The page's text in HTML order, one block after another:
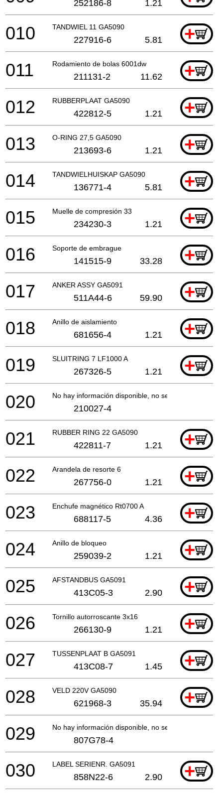
252186-8 1.21
TANDWIEL 11 GA5090 +
010 227916-6 5.81
Rodamiento de bolas 6001dw +
011 211131-2 11.62
RUBBERPLAAT GA5090 +
012 422812-5 1.21
O-RING 27,5 GA5090 +
013 213693-6 1.21
TANDWIELHUISKAP GA5090 +
014 136771-4 5.81
Muelle de compresión 33 +
015 234230-3 1.21
Soporte de embrague +
016 141515-9 33.28
ANKER ASSY GA5091 +
017 511A44-6 59.90
Anillo de aislamiento +
018 681656-4 1.21
SLUITRING 7 LF1000 A +
019 267326-5 1.21
No hay información disponible, no se puede pedir
020 210027-4
RUBBER RING 22 GA5090 +
021 422811-7 1.21
Arandela de resorte 6 +
022 267756-0 1.21
Enchufe magnético Rt0700 A +
023 688117-5 4.36
Anillo de bloqueo +
024 259039-2 1.21
AFSTANDBUS GA5091 +
025 413C05-3 2.90
Tornillo autorroscante 3x16 +
026 266130-9 1.21
TUSSENPLAAT B GA5091 +
027 413C08-7 1.45
VELD 220V GA5090 +
028 621968-3 35.94
No hay información disponible, no se puede pedir
029 807G78-4
LABEL SERIENR. GA5091 +
030 858N22-6 2.90